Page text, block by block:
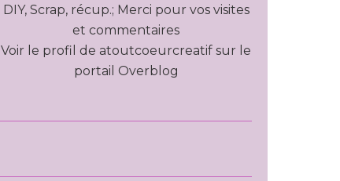
DIY, Scrap, récup.; Merci pour vos visites
et commentaires
Voir le profil de atoutcoeurcreatif sur le
portail Overblog